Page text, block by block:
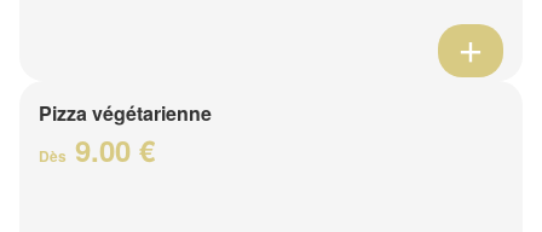
Pizza végétarienne
Dès 9.00 €